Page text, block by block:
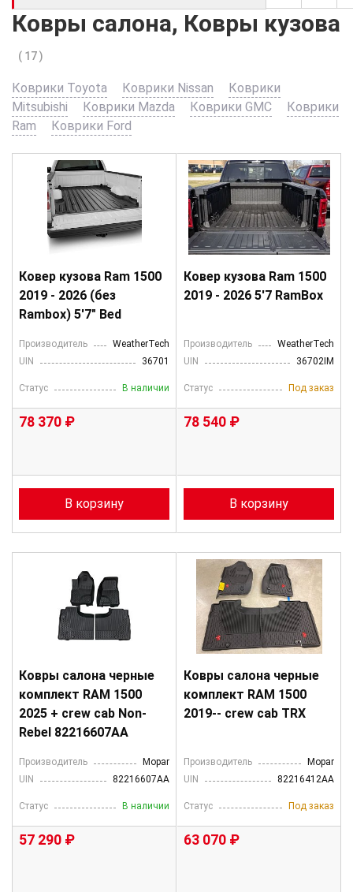
Ковры салона, Ковры кузова
( 17 )
Коврики Toyota Коврики Nissan
Коврики
Mitsubishi
Коврики Mazda Коврики GMC
Коврики
Ram
Коврики Ford
Ковер кузова Ram 1500
2019 - 2026 (без
Rambox) 5'7" Bed
Производитель
WeatherTech
UIN
36701
Статус В наличии
78 370 ₽
В корзину
Ковер кузова Ram 1500
2019 - 2026 5'7 RamBox
Производитель
WeatherTech
UIN
36702IM
Статус Под заказ
78 540 ₽
В корзину
Ковры салона черные
комплект RAM 1500
2025 + crew cab Non-
Rebel 82216607AA
Производитель
Mopar
UIN
82216607AA
Статус В наличии
57 290 ₽
Ковры салона черные
комплект RAM 1500
2019-- crew cab TRX
Производитель
Mopar
UIN
82216412AA
Статус Под заказ
63 070 ₽